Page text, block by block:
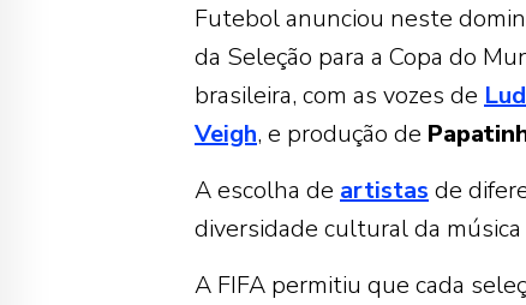
Futebol anunciou neste
da Seleção para a Copa do
brasileira, com as vozes de
Veigh, e produção de
A escolha de artistas de
diversidade cultural da
A FIFA permitiu que cada